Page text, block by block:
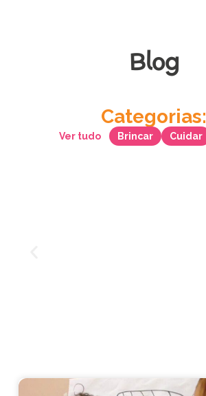
Blog
Categorias:
Brincar Cuidar
Ver tudo